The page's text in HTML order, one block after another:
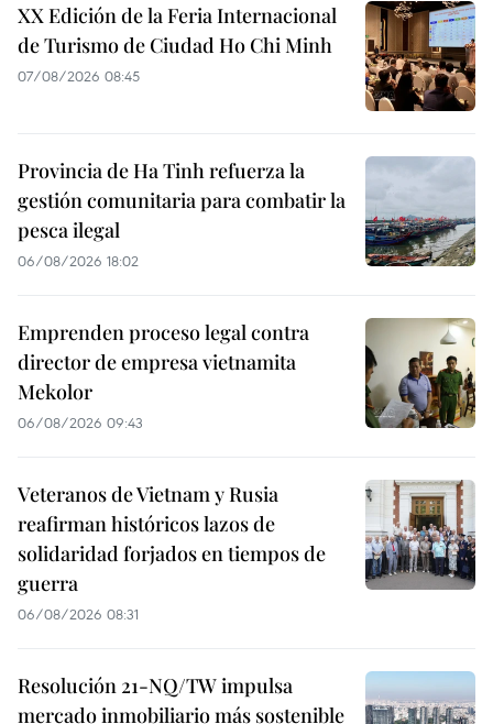
XX Edición de la Feria Internacional
de Turismo de Ciudad Ho Chi Minh
07/08/2026 08:45
Provincia de Ha Tinh refuerza la
gestión comunitaria para combatir la
pesca ilegal
06/08/2026 18:02
Emprenden proceso legal contra
director de empresa vietnamita
Mekolor
06/08/2026 09:43
Veteranos de Vietnam y Rusia
reafirman históricos lazos de
solidaridad forjados en tiempos de
guerra
06/08/2026 08:31
Resolución 21-NQ/TW impulsa
mercado inmobiliario más sostenible